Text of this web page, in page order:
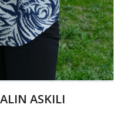
ASKILI